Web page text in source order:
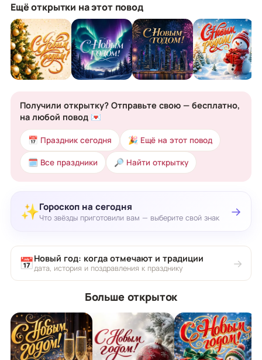
Ещё открытки на этот повод
Получили открытку? Отправьте свою — бесплатно,
на любой повод 💌
📅 Праздник сегодня 🎉 Ещё на этот повод
🗓 Все праздники 🔎 Найти открытку
✨Гороскоп на сегодня
Что звёзды приготовили вам — выберите свой знак →
📅Новый год: когда отмечают и традиции
дата, история и поздравления к празднику →
Больше открыток